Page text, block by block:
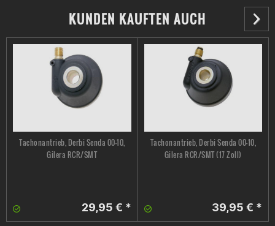
KUNDEN KAUFTEN AUCH
Tachonantrieb, Derbi Senda 00-10,
Gilera RCR/SMT
29,95 € *
Tachonantrieb, Derbi Senda 00-10,
Gilera RCR/SMT (17 Zoll)
39,95 € *